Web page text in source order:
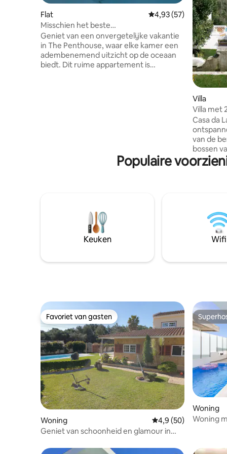
Flat Gemiddelde
4,93 (57)
Misschien het beste
uitzicht/jacuzzi/fitnessruimte/speelkamer
Geniet van een onvergetelijke vakantie
in The Penthouse, waar elke kamer een
adembenemend uitzicht op de oceaan
biedt. Dit ruime appartement is
kijkt. Het stadscentrum, de restaurants
en de stranden liggen op slechts 5 tot 10
Villa
Villa met
uitzicht
Casa da
van de
bossen
tijdloze
1920,
uitzicht
wordt
nodigt
te voelen.
Populaire
Keuken Wifi
Favoriet van gasten
Favoriet van gasten
Woning Gemiddelde
4,9 (50)
Geniet van schoonheid en glamour in
Woning
Woning